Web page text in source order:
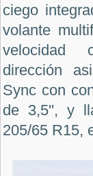
ciego
volante
velocidad
dirección
Sync con
de 3,5'', y
205/65 R15,